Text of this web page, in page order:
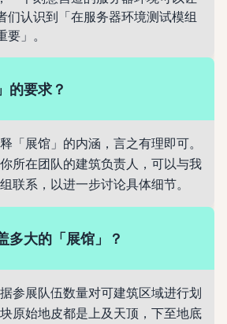
们认识到「在服务器环境测试模组
要」。
的要求？
「展馆」的内涵，言之有理即可。
所在团队的建筑负责人，可以与我
联系，以进一步讨论具体细节。
多大的「展馆」？
参展队伍数量对可建筑区域进行划
原始地皮都是上及天顶，下至地底